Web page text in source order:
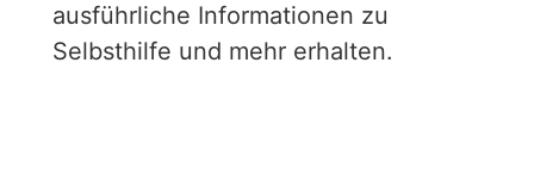
ausführliche Informationen zu
Selbsthilfe und mehr erhalten.